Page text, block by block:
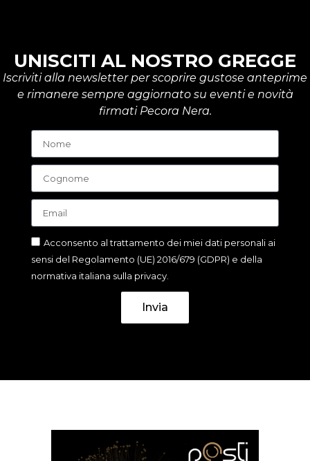
UNISCITI AL NOSTRO GREGGE
Iscriviti alla newsletter per scoprire gustose anteprime
e rimanere sempre aggiornato su eventi e novità
firmati Pecora Nera.
Acconsento al trattamento dei miei dati personali ai
sensi del Regolamento (UE) 2016/679 (GDPR) e della
normativa italiana sulla privacy.
Invia